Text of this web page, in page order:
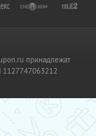
принадлежат
1127747063212